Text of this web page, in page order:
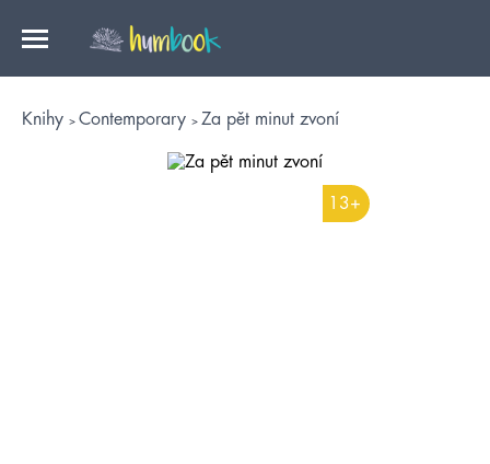
Knihy Contemporary Za pět minut zvoní
13+